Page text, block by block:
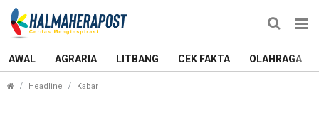
AWAL AGRARIA LITBANG CEK FAKTA OLAHRAGA
Headline Kabar